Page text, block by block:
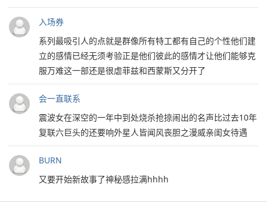
入场券
系列最吸引人的点就是群像所有特工都有自己的个性他们建
立的感情已经无须考验正是他们彼此的感情才让他们能够克
服万难这一部还是很虐菲兹和西蒙斯又分开了
会一直联系
震波女在深空的一年中到处烧杀抢掠闹出的名声比过去10年
复联六巨头的还要响外星人皆闻风丧胆之漫威亲闺女待遇
BURN
又要开始新故事了神秘感拉满hhhh